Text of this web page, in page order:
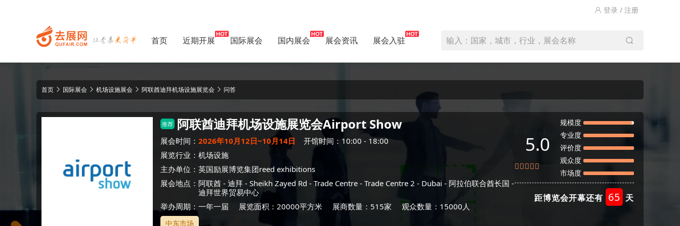
登录 / 注册
首页 近期开展 国际展会 国内展会 展会资讯 展会入驻 输入：国家，城市，行业，展会名称
首页 国际展会 机场设施展会 阿联酋迪拜机场设施展览会 问答
推荐 阿联酋迪拜机场设施展览会Airport Show
展会时间： 2026年10月12日~10月14日
开馆时间：10:00 - 18:00
展览行业： 机场设施
主办单位： 英国励展博览集团reed exhibitions
展会地点： 阿联酋 - 迪拜 - Sheikh Zayed Rd - Trade Centre - Trade Centre 2 - Dubai - 阿拉伯联合酋长国 -
迪拜世界贸易中心
举办周期：一年一届
展览面积：20000平方米 展商数量：515家 观众数量：15000人
中东市场
5.0
规模度
专业度
评价度
观众度
市场度
距博览会开幕还有 65 天